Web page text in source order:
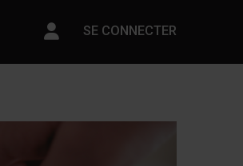
Paramètres du compte
SE CONNECTER